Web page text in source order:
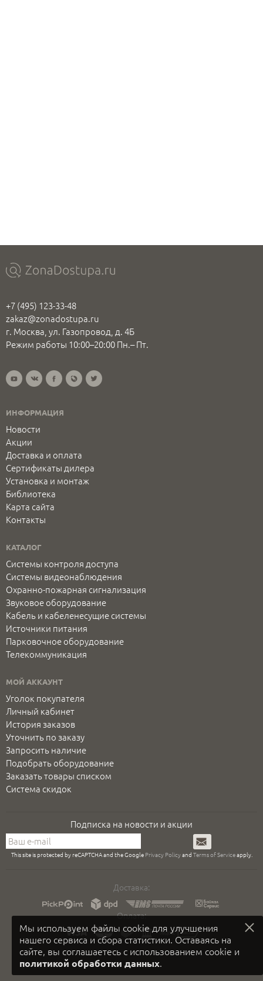
Мы используем файлы cookie для улучшения
нашего сервиса и сбора статистики. Оставаясь на
сайте, вы соглашаетесь с использованием cookie и
политикой обработки данных.
+7 (495) 123-33-48
zakaz@zonadostupa.ru
г. Москва, ул. Газопровод, д. 4Б
Режим работы 10:00–20:00 Пн.– Пт.
ИНФОРМАЦИЯ
Новости
Акции
Доставка и оплата
Сертификаты дилера
Установка и монтаж
Библиотека
Карта сайта
Контакты
КАТАЛОГ
Системы контроля доступа
Системы видеонаблюдения
Охранно-пожарная сигнализация
Звуковое оборудование
Кабель и кабеленесущие системы
Источники питания
Парковочное оборудование
Телекоммуникация
МОЙ АККАУНТ
Уголок покупателя
Личный кабинет
История заказов
Уточнить по заказу
Запросить наличие
Подобрать оборудование
Заказать товары списком
Система скидок
Подписка на новости и акции
Подписаться
This site is protected by reCAPTCHA and the Google Privacy Policyand Terms of Serviceapply.
Доставка:
Оплата: